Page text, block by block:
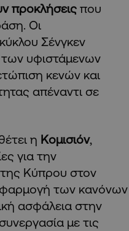
προκλήσεις που
Οι
Σένγκεν
υφιστάμενων
κενών και
απέναντι σε
η Κομισιόν,
για την
Κύπρου στον
των κανόνων
ασφάλεια στην
με τις